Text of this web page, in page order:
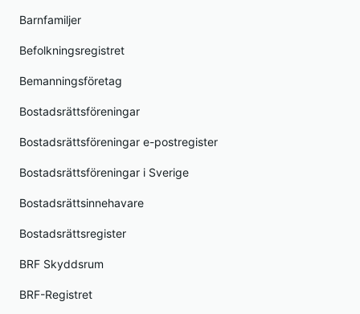
Barnfamiljer
Befolkningsregistret
Bemanningsföretag
Bostadsrättsföreningar
Bostadsrättsföreningar e-postregister
Bostadsrättsföreningar i Sverige
Bostadsrättsinnehavare
Bostadsrättsregister
BRF Skyddsrum
BRF-Registret